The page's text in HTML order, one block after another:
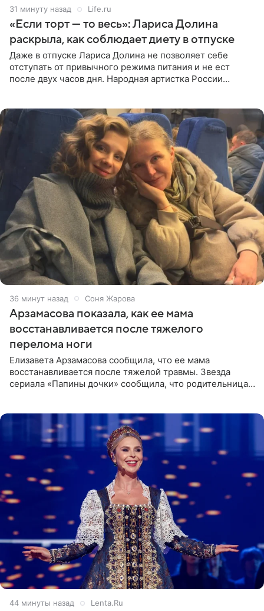
31 минуту назад Life.ru
«Если торт — то весь»: Лариса Долина
раскрыла, как соблюдает диету в отпуске
Даже в отпуске Лариса Долина не позволяет себе
отступать от привычного режима питания и не ест
после двух часов дня. Народная артистка России
36 минут назад Соня Жарова
Арзамасова показала, как ее мама
восстанавливается после тяжелого
перелома ноги
Елизавета Арзамасова сообщила, что ее мама
восстанавливается после тяжелой травмы. Звезда
сериала «Папины дочки» сообщила, что родительница
44 минуты назад Lenta.Ru